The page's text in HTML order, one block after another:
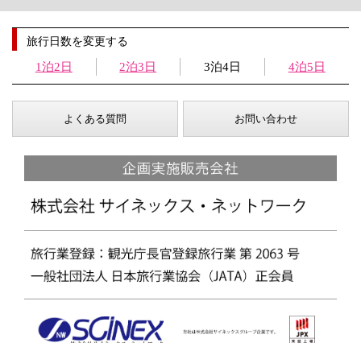
旅行日数を変更する
1泊2日 2泊3日 3泊4日 4泊5日
よくある質問 お問い合わせ